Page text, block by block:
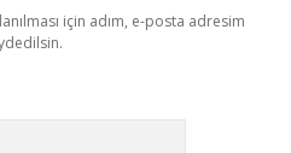
için adım, e-posta adresim